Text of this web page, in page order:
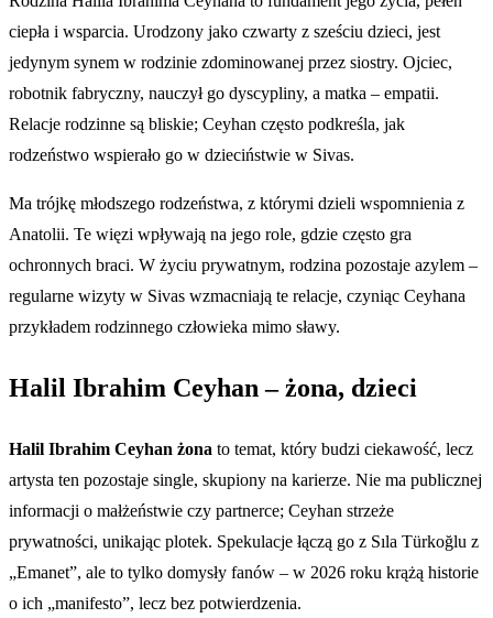
ciepła i wsparcia. Urodzony jako czwarty z sześciu dzieci, jest
jedynym synem w rodzinie zdominowanej przez siostry. Ojciec,
robotnik fabryczny, nauczył go dyscypliny, a matka – empatii.
Relacje rodzinne są bliskie; Ceyhan często podkreśla, jak
rodzeństwo wspierało go w dzieciństwie w Sivas.
Ma trójkę młodszego rodzeństwa, z którymi dzieli wspomnienia z
Anatolii. Te więzi wpływają na jego role, gdzie często gra
ochronnych braci. W życiu prywatnym, rodzina pozostaje azylem –
regularne wizyty w Sivas wzmacniają te relacje, czyniąc Ceyhana
przykładem rodzinnego człowieka mimo sławy.
Halil Ibrahim Ceyhan – żona, dzieci
Halil Ibrahim Ceyhan żona to temat, który budzi ciekawość, lecz
artysta ten pozostaje single, skupiony na karierze. Nie ma publicznej
informacji o małżeństwie czy partnerce; Ceyhan strzeże
prywatności, unikając plotek. Spekulacje łączą go z Sıla Türkoğlu z
„Emanet”, ale to tylko domysły fanów – w 2026 roku krążą historie
o ich „manifesto”, lecz bez potwierdzenia.